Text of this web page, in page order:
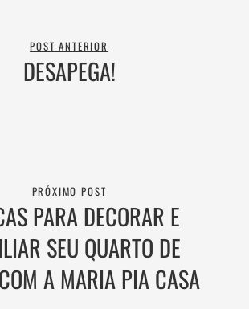
POST ANTERIOR
DESAPEGA!
PRÓXIMO POST
PARA DECORAR E
SEU QUARTO DE
A MARIA PIA CASA